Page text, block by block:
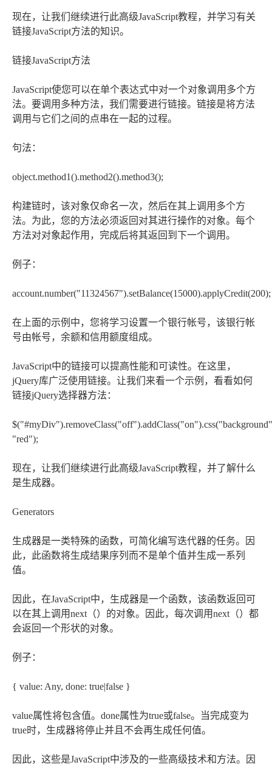
现在，让我们继续进行此高级JavaScript教程，并学习有关
链接JavaScript方法的知识。
链接JavaScript方法
JavaScript使您可以在单个表达式中对一个对象调用多个方
法。要调用多种方法，我们需要进行链接。链接是将方法
调用与它们之间的点串在一起的过程。
句法：
object.method1().method2().method3();
构建链时，该对象仅命名一次，然后在其上调用多个方
法。为此，您的方法必须返回对其进行操作的对象。每个
方法对对象起作用，完成后将其返回到下一个调用。
例子：
account.number("11324567").setBalance(15000).applyCredit(200);
在上面的示例中，您将学习设置一个银行帐号，该银行帐
号由帐号，余额和信用额度组成。
JavaScript中的链接可以提高性能和可读性。在这里，
jQuery库广泛使用链接。让我们来看一个示例，看看如何
链接jQuery选择器方法：
"red");
现在，让我们继续进行此高级JavaScript教程，并了解什么
是生成器。
Generators
生成器是一类特殊的函数，可简化编写迭代器的任务。因
此，此函数将生成结果序列而不是单个值并生成一系列
值。
因此，在JavaScript中，生成器是一个函数，该函数返回可
以在其上调用next（）的对象。因此，每次调用next（）都
会返回一个形状的对象。
例子：
{ value: Any, done: true|false }
value属性将包含值。done属性为true或false。当完成变为
true时，生成器将停止并且不会再生成任何值。
因此，这些是JavaScript中涉及的一些高级技术和方法。因